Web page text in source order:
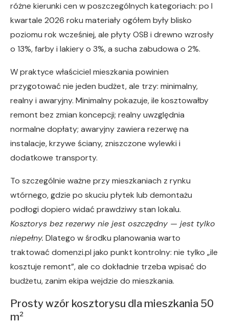
różne kierunki cen w poszczególnych kategoriach: po I
kwartale 2026 roku materiały ogółem były blisko
poziomu rok wcześniej, ale płyty OSB i drewno wzrosły
o 13%, farby i lakiery o 3%, a sucha zabudowa o 2%.
W praktyce właściciel mieszkania powinien
przygotować nie jeden budżet, ale trzy: minimalny,
realny i awaryjny. Minimalny pokazuje, ile kosztowałby
remont bez zmian koncepcji; realny uwzględnia
normalne dopłaty; awaryjny zawiera rezerwę na
instalacje, krzywe ściany, zniszczone wylewki i
dodatkowe transporty.
To szczególnie ważne przy mieszkaniach z rynku
wtórnego, gdzie po skuciu płytek lub demontażu
podłogi dopiero widać prawdziwy stan lokalu.
Kosztorys bez rezerwy nie jest oszczędny — jest tylko
niepełny. Dlatego w środku planowania warto
traktować domenzi.pl jako punkt kontrolny: nie tylko „ile
kosztuje remont”, ale co dokładnie trzeba wpisać do
budżetu, zanim ekipa wejdzie do mieszkania.
Prosty wzór kosztorysu dla mieszkania 50
m²